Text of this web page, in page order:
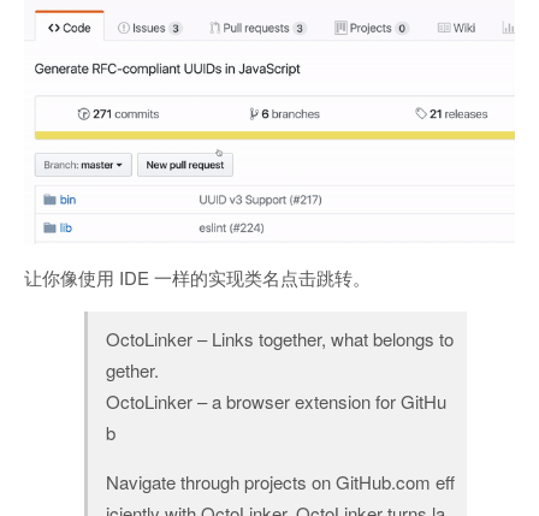
让你像使用 IDE 一样的实现类名点击跳转。
OctoLinker – Links together, what belongs to
gether.
OctoLinker – a browser extension for GitHu
b
Navigate through projects on GitHub.com eff